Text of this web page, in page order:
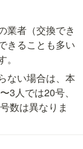
業者（交換でき
きることも多い
ない場合は、本
3人では20号、
数は異なりま